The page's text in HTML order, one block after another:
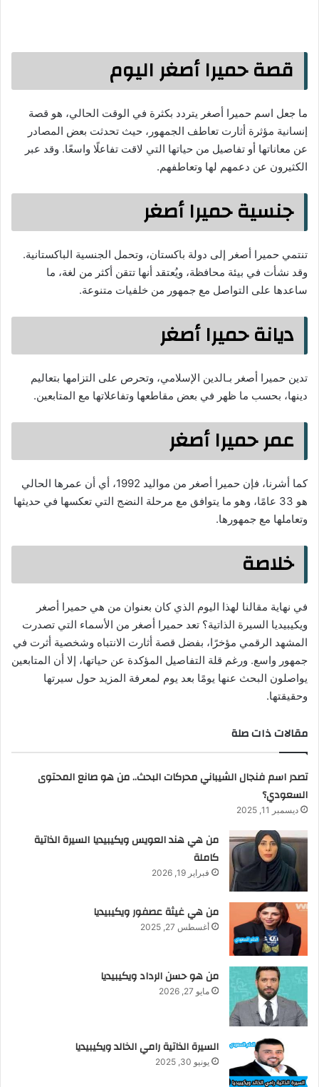
قصة حميرا أصغر اليوم
ما جعل اسم حميرا أصغر يتردد بكثرة في الوقت الحالي، هو قصة
إنسانية مؤثرة أثارت تعاطف الجمهور، حيث تحدثت بعض المصادر
عن معاناتها أو تفاصيل من حياتها التي لاقت تفاعلًا واسعًا. وقد عبر
الكثيرون عن دعمهم لها وتعاطفهم.
جنسية حميرا أصغر
تنتمي حميرا أصغر إلى دولة باكستان، وتحمل الجنسية الباكستانية.
وقد نشأت في بيئة محافظة، ويُعتقد أنها تتقن أكثر من لغة، ما
ساعدها على التواصل مع جمهور من خلفيات متنوعة.
ديانة حميرا أصغر
تدين حميرا أصغر بـالدين الإسلامي، وتحرص على التزامها بتعاليم
دينها، بحسب ما ظهر في بعض مقاطعها وتفاعلاتها مع المتابعين.
عمر حميرا أصغر
كما أشرنا، فإن حميرا أصغر من مواليد 1992، أي أن عمرها الحالي
هو 33 عامًا، وهو ما يتوافق مع مرحلة النضج التي تعكسها في حديثها
وتعاملها مع جمهورها.
خلاصة
في نهاية مقالنا لهذا اليوم الذي كان بعنوان من هي حميرا أصغر
ويكيبيديا السيرة الذاتية؟ تعد حميرا أصغر من الأسماء التي تصدرت
المشهد الرقمي مؤخرًا، بفضل قصة أثارت الانتباه وشخصية أثرت في
جمهور واسع. ورغم قلة التفاصيل المؤكدة عن حياتها، إلا أن المتابعين
يواصلون البحث عنها يومًا بعد يوم لمعرفة المزيد حول سيرتها
وحقيقتها.
مقالات ذات صلة
تصدر اسم فنجال الشيباني محركات البحث.. من هو صانع المحتوى
السعودي؟
ديسمبر 11, 2025
من هي هند العويس ويكيبيديا السيرة الذاتية
كاملة
فبراير 19, 2026
من هي غيثة عصفور ويكيبيديا
أغسطس 27, 2025
من هو حسن الرداد ويكيبيديا
مايو 27, 2026
السيرة الذاتية رامي الخالد ويكيبيديا
يونيو 30, 2025